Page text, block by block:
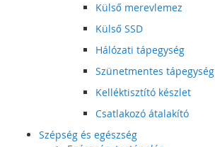
Külső merevlemez
Külső SSD
Hálózati tápegység
Szünetmentes tápegység
Kelléktisztító készlet
Csatlakozó átalakító
Szépség és egészség